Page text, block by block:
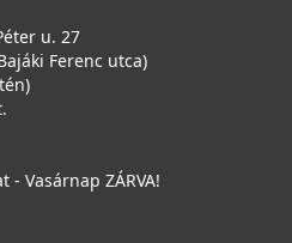
u. 27
Ferenc utca)
- Vasárnap ZÁRVA!